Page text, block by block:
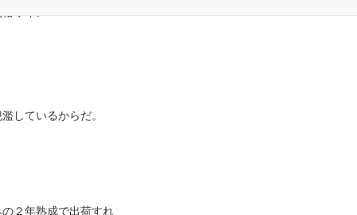
しているからだ。
２年熟成で出荷すれ